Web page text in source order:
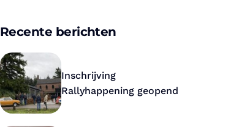
Recente berichten
Inschrijving
Rallyhappening geopend